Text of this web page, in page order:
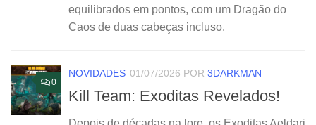
equilibrados em pontos, com um Dragão do
Caos de duas cabeças incluso.
0
NOVIDADES 01/07/2026 POR 3DARKMAN
Kill Team: Exoditas Revelados!